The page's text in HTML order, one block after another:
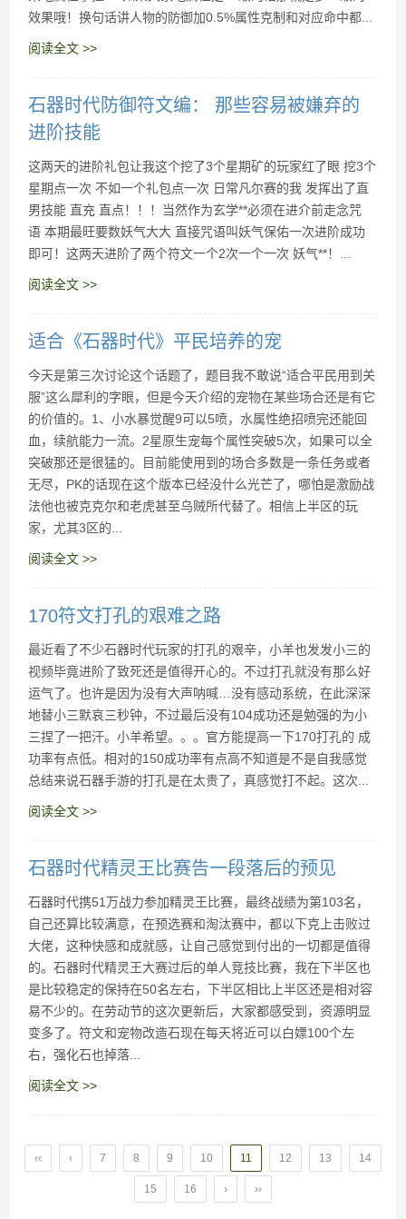
效果哦！换句话讲人物的防御加0.5%属性克制和对应命中都...
阅读全文 >>
石器时代防御符文编： 那些容易被嫌弃的
进阶技能
这两天的进阶礼包让我这个挖了3个星期矿的玩家红了眼 挖3个
星期点一次 不如一个礼包点一次 日常凡尔赛的我 发挥出了直
男技能 直充 直点！！！当然作为玄学**必须在进介前走念咒
语 本期最旺要数妖气大大 直接咒语叫妖气保佑一次进阶成功
即可！这两天进阶了两个符文一个2次一个一次 妖气**！...
阅读全文 >>
适合《石器时代》平民培养的宠
今天是第三次讨论这个话题了，题目我不敢说“适合平民用到关
服”这么犀利的字眼，但是今天介绍的宠物在某些场合还是有它
的价值的。1、小水暴觉醒9可以5喷，水属性绝招喷完还能回
血，续航能力一流。2星原生宠每个属性突破5次，如果可以全
突破那还是很猛的。目前能使用到的场合多数是一条任务或者
无尽，PK的话现在这个版本已经没什么光芒了，哪怕是激励战
法他也被克克尔和老虎甚至乌贼所代替了。相信上半区的玩
家，尤其3区的...
阅读全文 >>
170符文打孔的艰难之路
最近看了不少石器时代玩家的打孔的艰辛，小羊也发发小三的
视频毕竟进阶了致死还是值得开心的。不过打孔就没有那么好
运气了。也许是因为没有大声呐喊…没有感动系统，在此深深
地替小三默哀三秒钟，不过最后没有104成功还是勉强的为小
三捏了一把汗。小羊希望。。。官方能提高一下170打孔的 成
功率有点低。相对的150成功率有点高不知道是不是自我感觉
总结来说石器手游的打孔是在太贵了，真感觉打不起。这次...
阅读全文 >>
石器时代精灵王比赛告一段落后的预见
石器时代携51万战力参加精灵王比赛，最终战绩为第103名，
自己还算比较满意，在预选赛和淘汰赛中，都以下克上击败过
大佬，这种快感和成就感，让自己感觉到付出的一切都是值得
的。石器时代精灵王大赛过后的单人竞技比赛，我在下半区也
是比较稳定的保持在50名左右，下半区相比上半区还是相对容
易不少的。在劳动节的这次更新后，大家都感受到，资源明显
变多了。符文和宠物改造石现在每天将近可以白嫖100个左
右，强化石也掉落...
阅读全文 >>
‹‹ ‹ 7 8 9 10 11 12 13 14
15 16 › ››